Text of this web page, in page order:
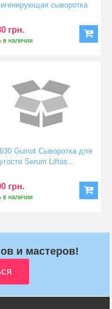
сыворотка
грн.
в наличии
Guinot Сыворотка для
Serum Liftos...
грн.
в наличии
и мастеров!